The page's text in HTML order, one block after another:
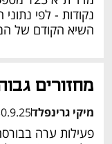
השיא הקודם של המדד עמד
מחזורים
מיקי גרינפלד